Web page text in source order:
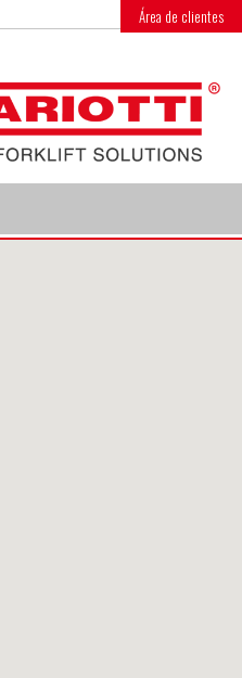
Área de clientes